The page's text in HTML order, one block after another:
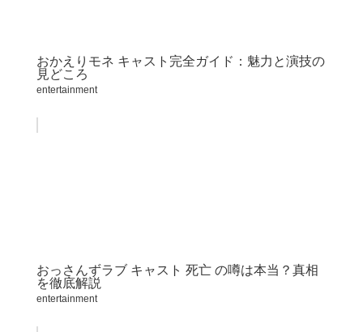
おかえりモネ キャスト完全ガイド：魅力と演技の
見どころ
entertainment
おっさんずラブ キャスト 死亡 の噂は本当？真相
を徹底解説
entertainment